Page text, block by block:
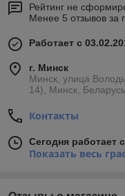
Рейтинг не
Менее 5 отзывов за
Работает с
г. Минск
Минск, улица
14), Минск, Беларусь
Контакты
Сегодня работает
Показать весь